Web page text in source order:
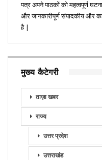
पत्र अपने पाठकों को महत्वपूर्ण
और जानकारीपूर्ण संपादकीय और
है |
मुख्य कैटेगरी
ताज़ा खबर
राज्य
उत्तर प्रदेश
उत्तराखंड